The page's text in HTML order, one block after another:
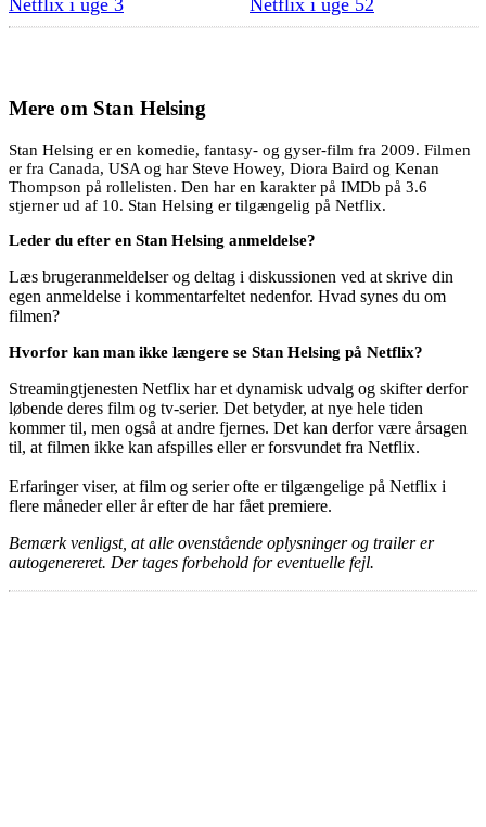
Netflix i uge 3 Netflix i uge 52
Mere om Stan Helsing
Stan Helsing er en komedie, fantasy- og gyser-film fra 2009. Filmen
er fra Canada, USA og har Steve Howey, Diora Baird og Kenan
Thompson på rollelisten. Den har en karakter på IMDb på 3.6
stjerner ud af 10. Stan Helsing er tilgængelig på Netflix.
Leder du efter en Stan Helsing anmeldelse?
Læs brugeranmeldelser og deltag i diskussionen ved at skrive din
egen anmeldelse i kommentarfeltet nedenfor. Hvad synes du om
filmen?
Hvorfor kan man ikke længere se Stan Helsing på Netflix?
Streamingtjenesten Netflix har et dynamisk udvalg og skifter derfor
løbende deres film og tv-serier. Det betyder, at nye hele tiden
kommer til, men også at andre fjernes. Det kan derfor være årsagen
til, at filmen ikke kan afspilles eller er forsvundet fra Netflix.
Erfaringer viser, at film og serier ofte er tilgængelige på Netflix i
flere måneder eller år efter de har fået premiere.
Bemærk venligst, at alle ovenstående oplysninger og trailer er
autogenereret. Der tages forbehold for eventuelle fejl.